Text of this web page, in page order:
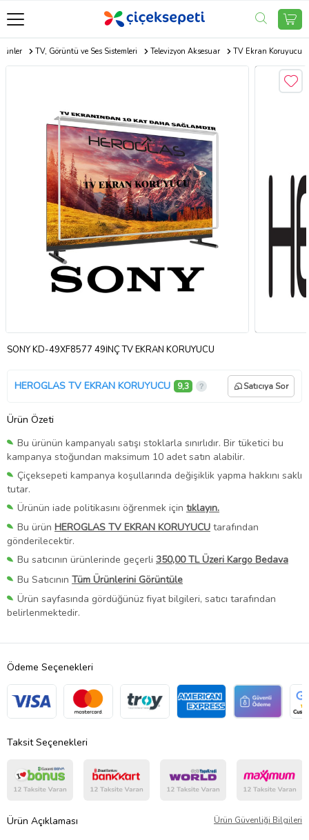
TV, Görüntü ve Ses Sistemleri Televizyon Aksesuar TV Ekran Koruyucu
SONY KD-49XF8577 49İNÇ TV EKRAN KORUYUCU
HEROGLAS TV EKRAN KORUYUCU 9,3 Satıcıya Sor
Ürün Özeti
Bu ürünün kampanyalı satışı stoklarla sınırlıdır. Bir tüketici bu
kampanya stoğundan maksimum 10 adet satın alabilir.
Çiçeksepeti kampanya koşullarında değişiklik yapma hakkını saklı
tutar.
Ürünün iade politikasını öğrenmek için tıklayın.
Bu ürün HEROGLAS TV EKRAN KORUYUCU tarafından
gönderilecektir.
Bu satıcının ürünlerinde geçerli 350,00 TL Üzeri Kargo Bedava
Bu Satıcının Tüm Ürünlerini Görüntüle
Ürün sayfasında gördüğünüz fiyat bilgileri, satıcı tarafından
belirlenmektedir.
Ödeme Seçenekleri
Taksit Seçenekleri
Ürün Açıklaması Ürün Güvenliği Bilgileri